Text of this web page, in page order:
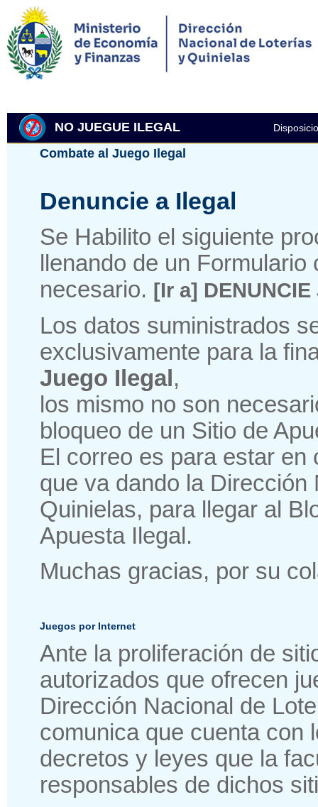
NO JUEGUE ILEGAL
Combate al Juego Ilegal
Denuncie a Ilegal
Se Habilito el siguiente
llenando de un
necesario. [Ir a]
Los datos suministrados
exclusivamente para la
Juego Ilegal ,
los mismo no son
bloqueo de un Sitio de
El correo es para estar en
que va dando la
Quinielas, para llegar al
Apuesta Ilegal.
Muchas gracias, por su
Juegos por Internet
Ante la proliferación de
autorizados que ofrecen
Dirección Nacional de
comunica que cuenta con
decretos y leyes que la
responsables de dichos